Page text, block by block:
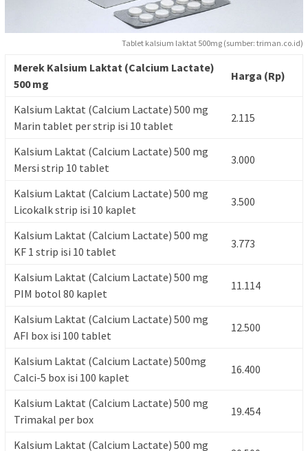
Tablet kalsium laktat 500mg (sumber: triman.co.id)
Merek Kalsium Laktat (Calcium Lactate)
500 mg
Harga (Rp)
Kalsium Laktat (Calcium Lactate) 500 mg
Marin tablet per strip isi 10 tablet
2.115
Kalsium Laktat (Calcium Lactate) 500 mg
Mersi strip 10 tablet
3.000
Kalsium Laktat (Calcium Lactate) 500 mg
Licokalk strip isi 10 kaplet
3.500
Kalsium Laktat (Calcium Lactate) 500 mg
KF 1 strip isi 10 tablet
3.773
Kalsium Laktat (Calcium Lactate) 500 mg
PIM botol 80 kaplet
11.114
Kalsium Laktat (Calcium Lactate) 500 mg
AFI box isi 100 tablet
12.500
Kalsium Laktat (Calcium Lactate) 500mg
Calci-5 box isi 100 kaplet
16.400
Kalsium Laktat (Calcium Lactate) 500 mg
Trimakal per box
19.454
Kalsium Laktat (Calcium Lactate) 500 mg